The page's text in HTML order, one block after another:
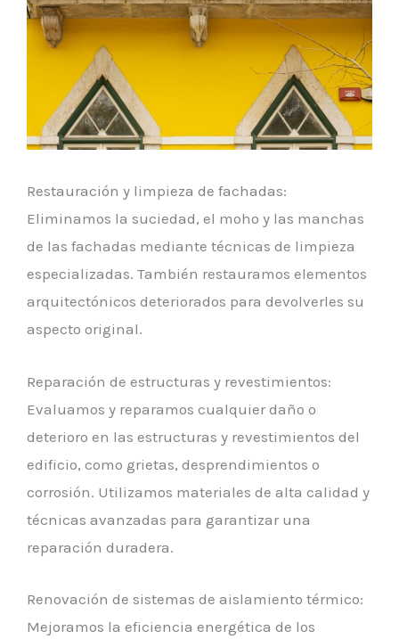
Restauración y limpieza de fachadas:
Eliminamos la suciedad, el moho y las manchas
de las fachadas mediante técnicas de limpieza
especializadas. También restauramos elementos
arquitectónicos deteriorados para devolverles su
aspecto original.
Reparación de estructuras y revestimientos:
Evaluamos y reparamos cualquier daño o
deterioro en las estructuras y revestimientos del
edificio, como grietas, desprendimientos o
corrosión. Utilizamos materiales de alta calidad y
técnicas avanzadas para garantizar una
reparación duradera.
Renovación de sistemas de aislamiento térmico:
Mejoramos la eficiencia energética de los